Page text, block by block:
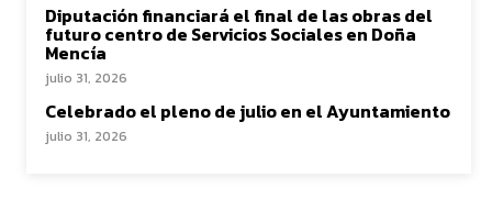
Diputación financiará el final de las obras del
futuro centro de Servicios Sociales en Doña
Mencía
julio 31, 2026
Celebrado el pleno de julio en el Ayuntamiento
julio 31, 2026